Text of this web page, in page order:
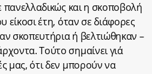
πανελλαδικώς και η σκοποβολή
είκοσι έτη, όταν σε διάφορες
σκοπευτήρια ή βελτιώθηκαν –
Τούτο σημαίνει γιά
μας, ότι δεν μπορούν να